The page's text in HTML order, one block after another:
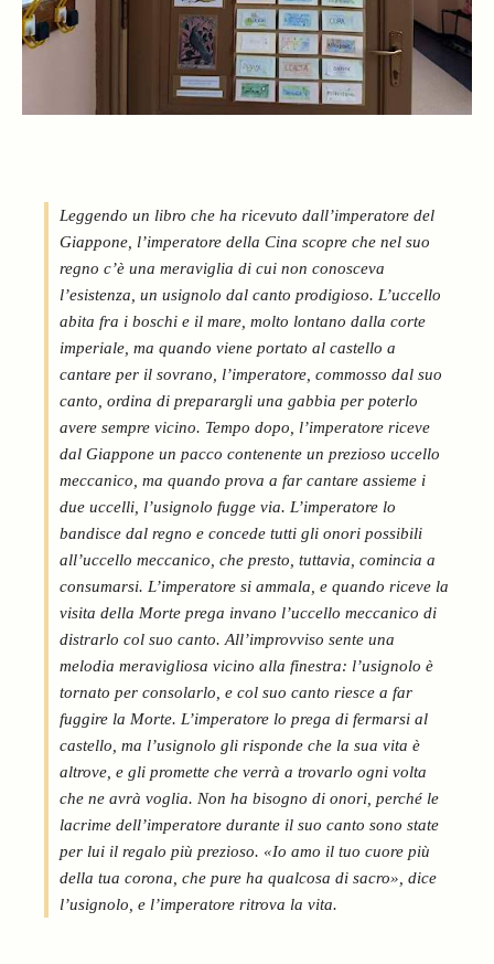
Leggendo un libro che ha ricevuto dall’imperatore del
Giappone, l’imperatore della Cina scopre che nel suo
regno c’è una meraviglia di cui non conosceva
l’esistenza, un usignolo dal canto prodigioso. L’uccello
abita fra i boschi e il mare, molto lontano dalla corte
imperiale, ma quando viene portato al castello a
cantare per il sovrano, l’imperatore, commosso dal suo
canto, ordina di preparargli una gabbia per poterlo
avere sempre vicino. Tempo dopo, l’imperatore riceve
dal Giappone un pacco contenente un prezioso uccello
meccanico, ma quando prova a far cantare assieme i
due uccelli, l’usignolo fugge via. L’imperatore lo
bandisce dal regno e concede tutti gli onori possibili
all’uccello meccanico, che presto, tuttavia, comincia a
consumarsi. L’imperatore si ammala, e quando riceve la
visita della Morte prega invano l’uccello meccanico di
distrarlo col suo canto. All’improvviso sente una
melodia meravigliosa vicino alla finestra: l’usignolo è
tornato per consolarlo, e col suo canto riesce a far
fuggire la Morte. L’imperatore lo prega di fermarsi al
castello, ma l’usignolo gli risponde che la sua vita è
altrove, e gli promette che verrà a trovarlo ogni volta
che ne avrà voglia. Non ha bisogno di onori, perché le
lacrime dell’imperatore durante il suo canto sono state
per lui il regalo più prezioso. «Io amo il tuo cuore più
della tua corona, che pure ha qualcosa di sacro», dice
l’usignolo, e l’imperatore ritrova la vita.